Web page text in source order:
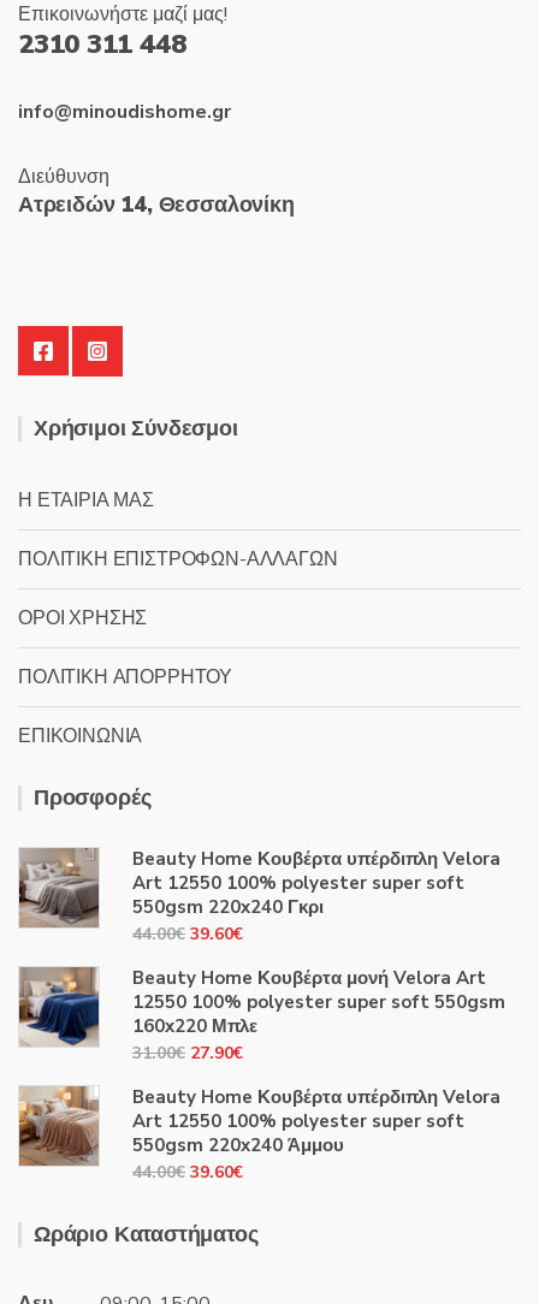
Επικοινωνήστε μαζί μας!
2310 311 448
info@minoudishome.gr
Διεύθυνση
Ατρειδών 14, Θεσσαλονίκη
Χρήσιμοι Σύνδεσμοι
Η ΕΤΑΙΡΙΑ ΜΑΣ
ΠΟΛΙΤΙΚΗ ΕΠΙΣΤΡΟΦΩΝ-ΑΛΛΑΓΩΝ
ΟΡΟΙ ΧΡΗΣΗΣ
ΠΟΛΙΤΙΚΗ ΑΠΟΡΡΗΤΟΥ
ΕΠΙΚΟΙΝΩΝΙΑ
Προσφορές
Beauty Home Κουβέρτα υπέρδιπλη Velora
Art 12550 100% polyester super soft
550gsm 220x240 Γκρι
44.00€ Original
was:
44.00€.
39.60€Η
τιμή
είναι:
39.60€.
Beauty Home Κουβέρτα μονή Velora Art
12550 100% polyester super soft 550gsm
160x220 Μπλε
31.00€ Original
was:
31.00€.
27.90€Η
τιμή
είναι:
27.90€.
Beauty Home Κουβέρτα υπέρδιπλη Velora
Art 12550 100% polyester super soft
550gsm 220x240 Άμμου
44.00€ Original
was:
39.60€Η
τιμή
Ωράριο Καταστήματος